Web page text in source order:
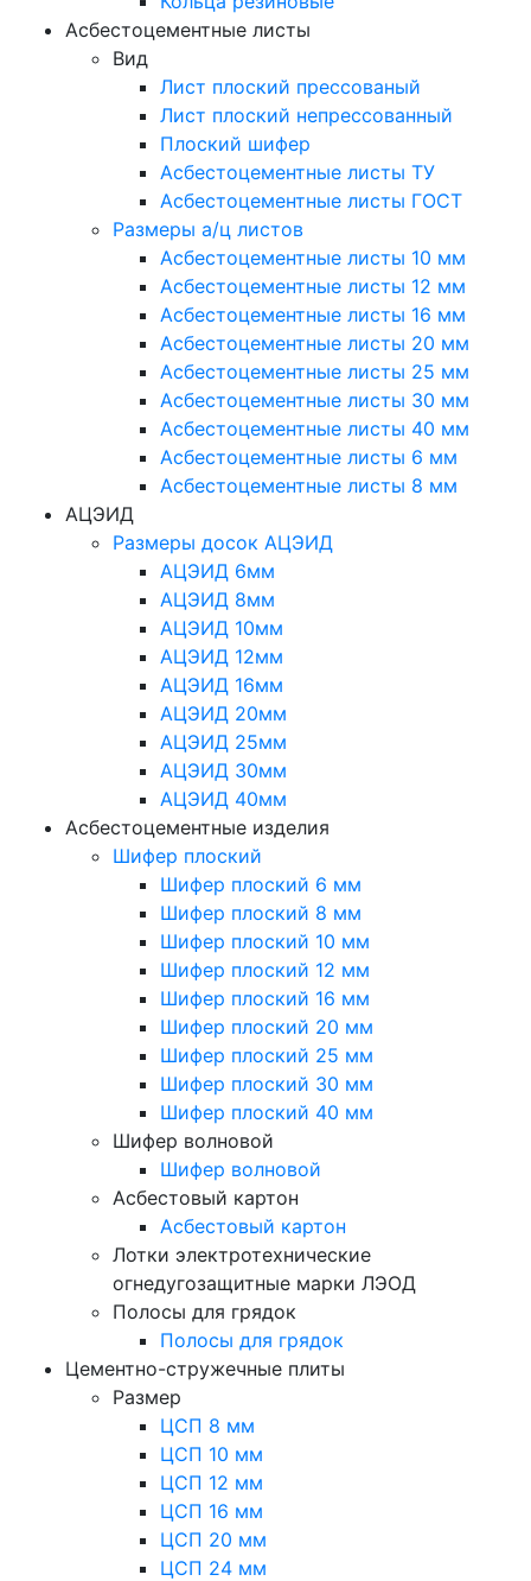
Асбестоцементные листы
Вид
Лист плоский прессованый
Лист плоский непрессованный
Плоский шифер
Асбестоцементные листы ТУ
Асбестоцементные листы ГОСТ
Размеры а/ц листов
Асбестоцементные листы 10 мм
Асбестоцементные листы 12 мм
Асбестоцементные листы 16 мм
Асбестоцементные листы 20 мм
Асбестоцементные листы 25 мм
Асбестоцементные листы 30 мм
Асбестоцементные листы 40 мм
Асбестоцементные листы 6 мм
Асбестоцементные листы 8 мм
АЦЭИД
Размеры досок АЦЭИД
АЦЭИД 6мм
АЦЭИД 8мм
АЦЭИД 10мм
АЦЭИД 12мм
АЦЭИД 16мм
АЦЭИД 20мм
АЦЭИД 25мм
АЦЭИД 30мм
АЦЭИД 40мм
Асбестоцементные изделия
Шифер плоский
Шифер плоский 6 мм
Шифер плоский 8 мм
Шифер плоский 10 мм
Шифер плоский 12 мм
Шифер плоский 16 мм
Шифер плоский 20 мм
Шифер плоский 25 мм
Шифер плоский 30 мм
Шифер плоский 40 мм
Шифер волновой
Шифер волновой
Асбестовый картон
Асбестовый картон
Лотки электротехнические
огнедугозащитные марки ЛЭОД
Полосы для грядок
Полосы для грядок
Цементно-стружечные плиты
Размер
ЦСП 8 мм
ЦСП 10 мм
ЦСП 12 мм
ЦСП 16 мм
ЦСП 20 мм
ЦСП 24 мм